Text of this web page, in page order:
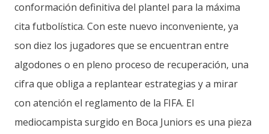
conformación definitiva del plantel para la máxima
cita futbolística. Con este nuevo inconveniente, ya
son diez los jugadores que se encuentran entre
algodones o en pleno proceso de recuperación, una
cifra que obliga a replantear estrategias y a mirar
con atención el reglamento de la FIFA. El
mediocampista surgido en Boca Juniors es una pieza